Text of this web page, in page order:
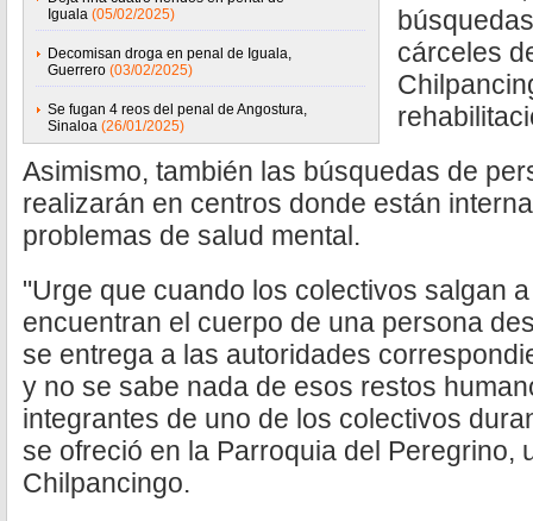
Iguala (05/02/2025)
Decomisan droga en penal de Iguala,
Guerrero (03/02/2025)
Se fugan 4 reos del penal de Angostura,
Sinaloa (26/01/2025)
cárceles
Asimismo, también las búsquedas de
realizarán en centros donde están
problemas de salud mental.
"Urge que cuando los colectivos salgan
encuentran el cuerpo de una persona
se entrega a las autoridades
y no se sabe nada de esos restos
integrantes de uno de los colectivos
se ofreció en la Parroquia del Peregrino,
Chilpancingo.